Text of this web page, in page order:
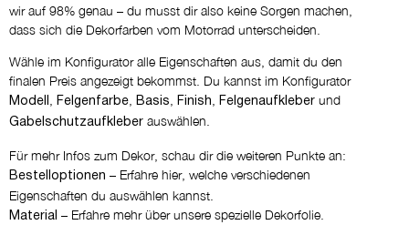
wir auf 98% genau – du musst dir also keine Sorgen machen,
dass sich die Dekorfarben vom Motorrad unterscheiden.
Wähle im Konfigurator alle Eigenschaften aus, damit du den
finalen Preis angezeigt bekommst. Du kannst im Konfigurator
Modell Felgenfarbe Basis Finish Felgenaufkleber und
Gabelschutzaufkleber auswählen.
Für mehr Infos zum Dekor, schau dir die weiteren Punkte an:
Bestelloptionen – Erfahre hier, welche verschiedenen
Eigenschaften du auswählen kannst.
Material – Erfahre mehr über unsere spezielle Dekorfolie.